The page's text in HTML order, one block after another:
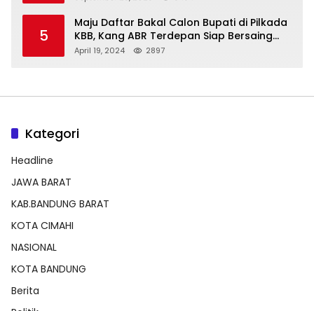
5
Maju Daftar Bakal Calon Bupati di Pilkada
KBB, Kang ABR Terdepan Siap Bersaing
Dengan Balon Lainnya
April 19, 2024 2897
Kategori
Headline
JAWA BARAT
KAB.BANDUNG BARAT
KOTA CIMAHI
NASIONAL
KOTA BANDUNG
Berita